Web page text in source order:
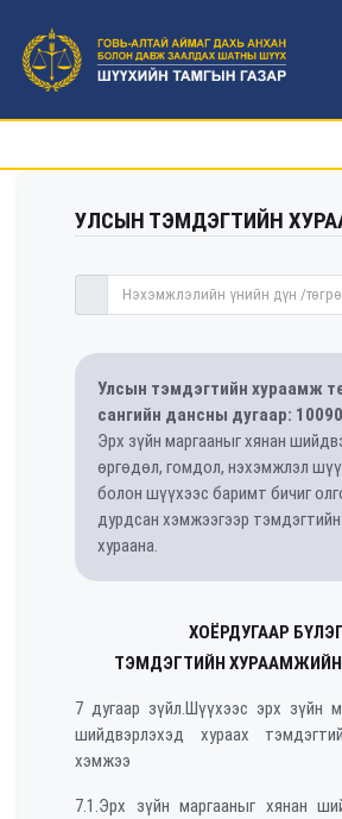
УЛСЫН ТЭМДЭГТИЙН
Улсын тэмдэгтийн хураамж
сангийн дансны дугаар:
Эрх зүйн маргааныг хянан
өргөдөл, гомдол, нэхэмжлэл
болон шүүхээс баримт бичиг
дурдсан хэмжээгээр
хураана.
ХОЁРДУГААР БҮЛЭГ
ТЭМДЭГТИЙН
7 дугаар зүйл.Шүүхээс эрх зүйн
шийдвэрлэхэд хураах
хэмжээ
7.1.Эрх зүйн маргааныг хянан